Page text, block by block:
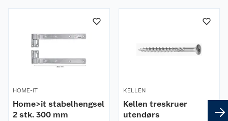
HOME-IT
Home>it stabelhengsel
2 stk. 300 mm
KELLEN
Kellen treskruer
utendørs